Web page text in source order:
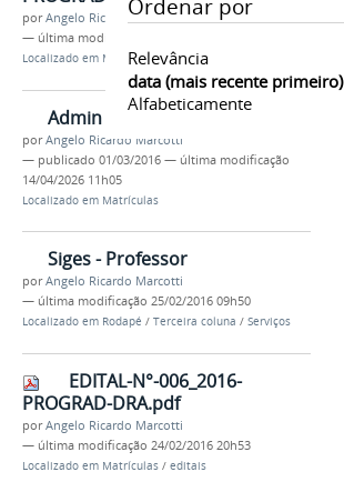
Ordenar por
Relevância
data (mais recente primeiro)
Alfabeticamente
porAngelo Ricardo Marcotti
— última modificação
Localizado em Matrículas /editais
Admin
porAngelo Ricardo Marcotti
— publicado 01/03/2016 — última modificação
14/04/2026 11h05
Localizado em Matrículas
Siges - Professor
porAngelo Ricardo Marcotti
— última modificação 25/02/2016 09h50
Localizado em Rodapé / Terceira coluna / Serviços
EDITAL-N°-006_2016-
PROGRAD-DRA.pdf
porAngelo Ricardo Marcotti
— última modificação 24/02/2016 20h53
Localizado em Matrículas / editais